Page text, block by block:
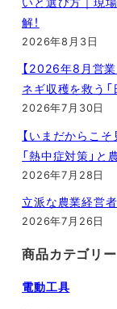
解！
2026年8月3日
【2026年8月営
ネギ収穫を救う「
2026年7月30日
【いまだからこ
「熱中症対策」
2026年7月28日
立派な農業経営者
2026年7月26日
商品カテゴリー
電動工具